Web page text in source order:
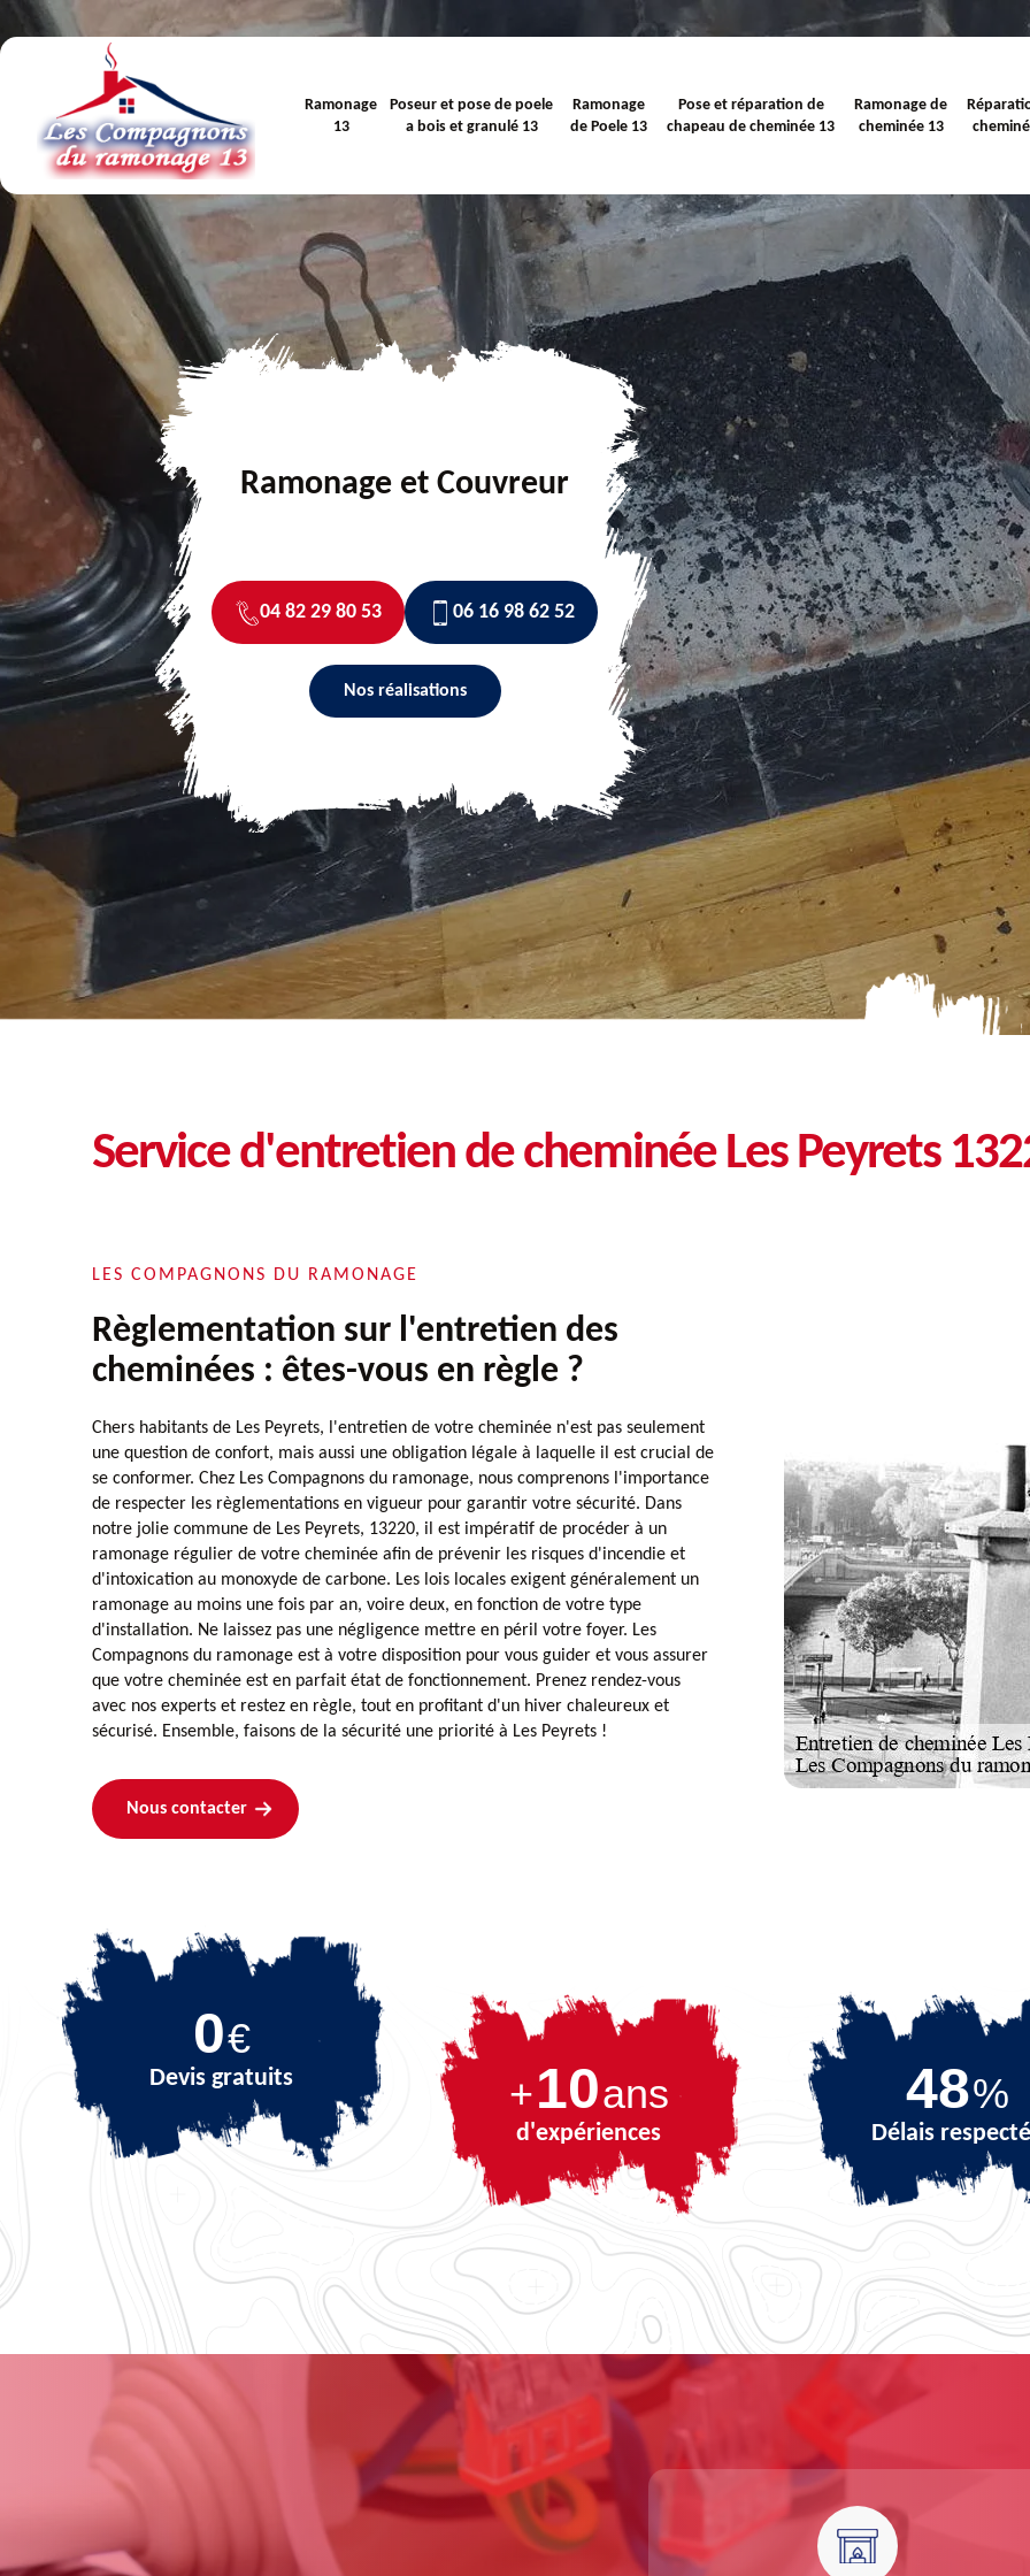
Ramonage
13
Poseur et pose de poele
a bois et granulé 13
Ramonage
de Poele 13
Pose et réparation de
chapeau de cheminée 13
Ramonage de
cheminée 13
Ramonage et Couvreur
04 82 29 80 53 06 16 98 62 52
Nos réalisations
Service d'entretien de cheminée Les Peyrets
LES COMPAGNONS DU RAMONAGE
Règlementation sur l'entretien des
cheminées : êtes-vous en règle ?
Chers habitants de Les Peyrets, l'entretien de votre cheminée n'est pas seulement
une question de confort, mais aussi une obligation légale à laquelle il est crucial de
se conformer. Chez Les Compagnons du ramonage, nous comprenons l'importance
de respecter les règlementations en vigueur pour garantir votre sécurité. Dans
notre jolie commune de Les Peyrets, 13220, il est impératif de procéder à un
ramonage régulier de votre cheminée afin de prévenir les risques d'incendie et
d'intoxication au monoxyde de carbone. Les lois locales exigent généralement un
ramonage au moins une fois par an, voire deux, en fonction de votre type
d'installation. Ne laissez pas une négligence mettre en péril votre foyer. Les
Compagnons du ramonage est à votre disposition pour vous guider et vous assurer
que votre cheminée est en parfait état de fonctionnement. Prenez rendez-vous
avec nos experts et restez en règle, tout en profitant d'un hiver chaleureux et
sécurisé. Ensemble, faisons de la sécurité une priorité à Les Peyrets !
Nous contacter
0€
Devis gratuits +10ans
d'expériences
68%
Délais